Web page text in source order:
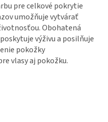
pre celkové pokrytie
umožňuje vytvárať
Obohatená
výživu a posilňuje
pokožky
vlasy aj pokožku.